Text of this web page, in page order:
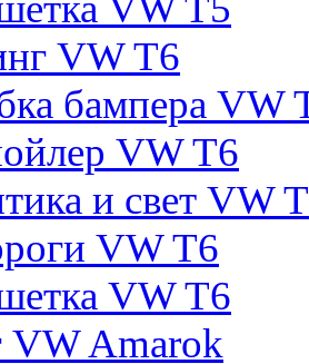
VW T6
бампера VW
VW T6
и свет VW
VW T6
VW T6
Amarok